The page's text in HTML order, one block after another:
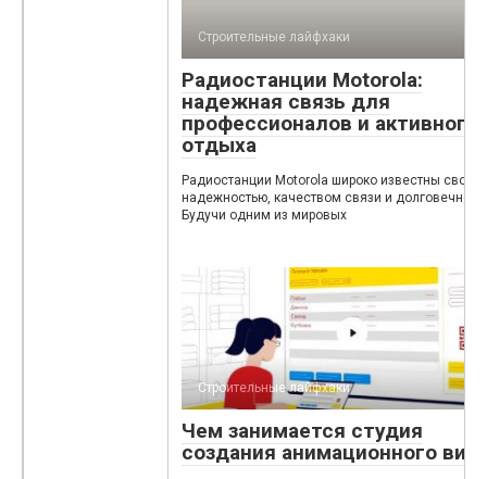
Строительные лайфхаки
Радиостанции Motorola:
надежная связь для
профессионалов и активного
отдыха
Радиостанции Motorola широко известны своей
надежностью, качеством связи и
Будучи одним из мировых
Строительные лайфхаки
Чем занимается студия
создания анимационного